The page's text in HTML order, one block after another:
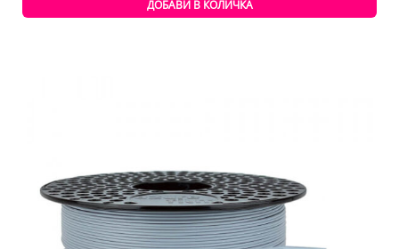
1,96 лв..
0,20 лв..
ДОБАВИ В КОЛИЧКА